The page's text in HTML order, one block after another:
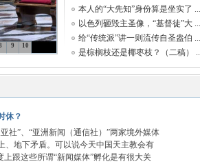
9 10
本人的“大先知”身份算是坐实了 ...
以色列砸毁主圣像，“基督徒”大 ...
给“传统派”讲一则流传自圣盎伯 ...
是棕榈枝还是椰枣枝？（二稿）
休？
社”、“亚洲新闻（通信社）”两家境外媒体
、地下矛盾。可以说今天中国天主教会有
上跟这些所谓“新闻媒体”孵化是有很大关